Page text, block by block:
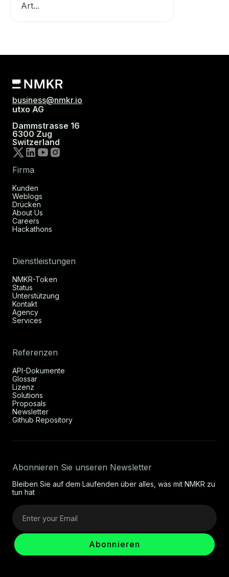
Art...
business@nmkr.io
utxo AG
Dammstrasse 16
6300 Zug
Switzerland
Firma
Kunden
Weblogs
Drücken
About Us
Careers
Hackathons
Dienstleistungen
NMKR-Token
Status
Unterstützung
Kontakt
Agency
Services
Referenzen
API-Dokumente
Glossar
Lizenz
Solutions
Proposals
Newsletter
Github Repository
Abonnieren Sie unseren Newsletter
Bleiben Sie auf dem Laufenden über alles, was mit NMKR zu
tun hat